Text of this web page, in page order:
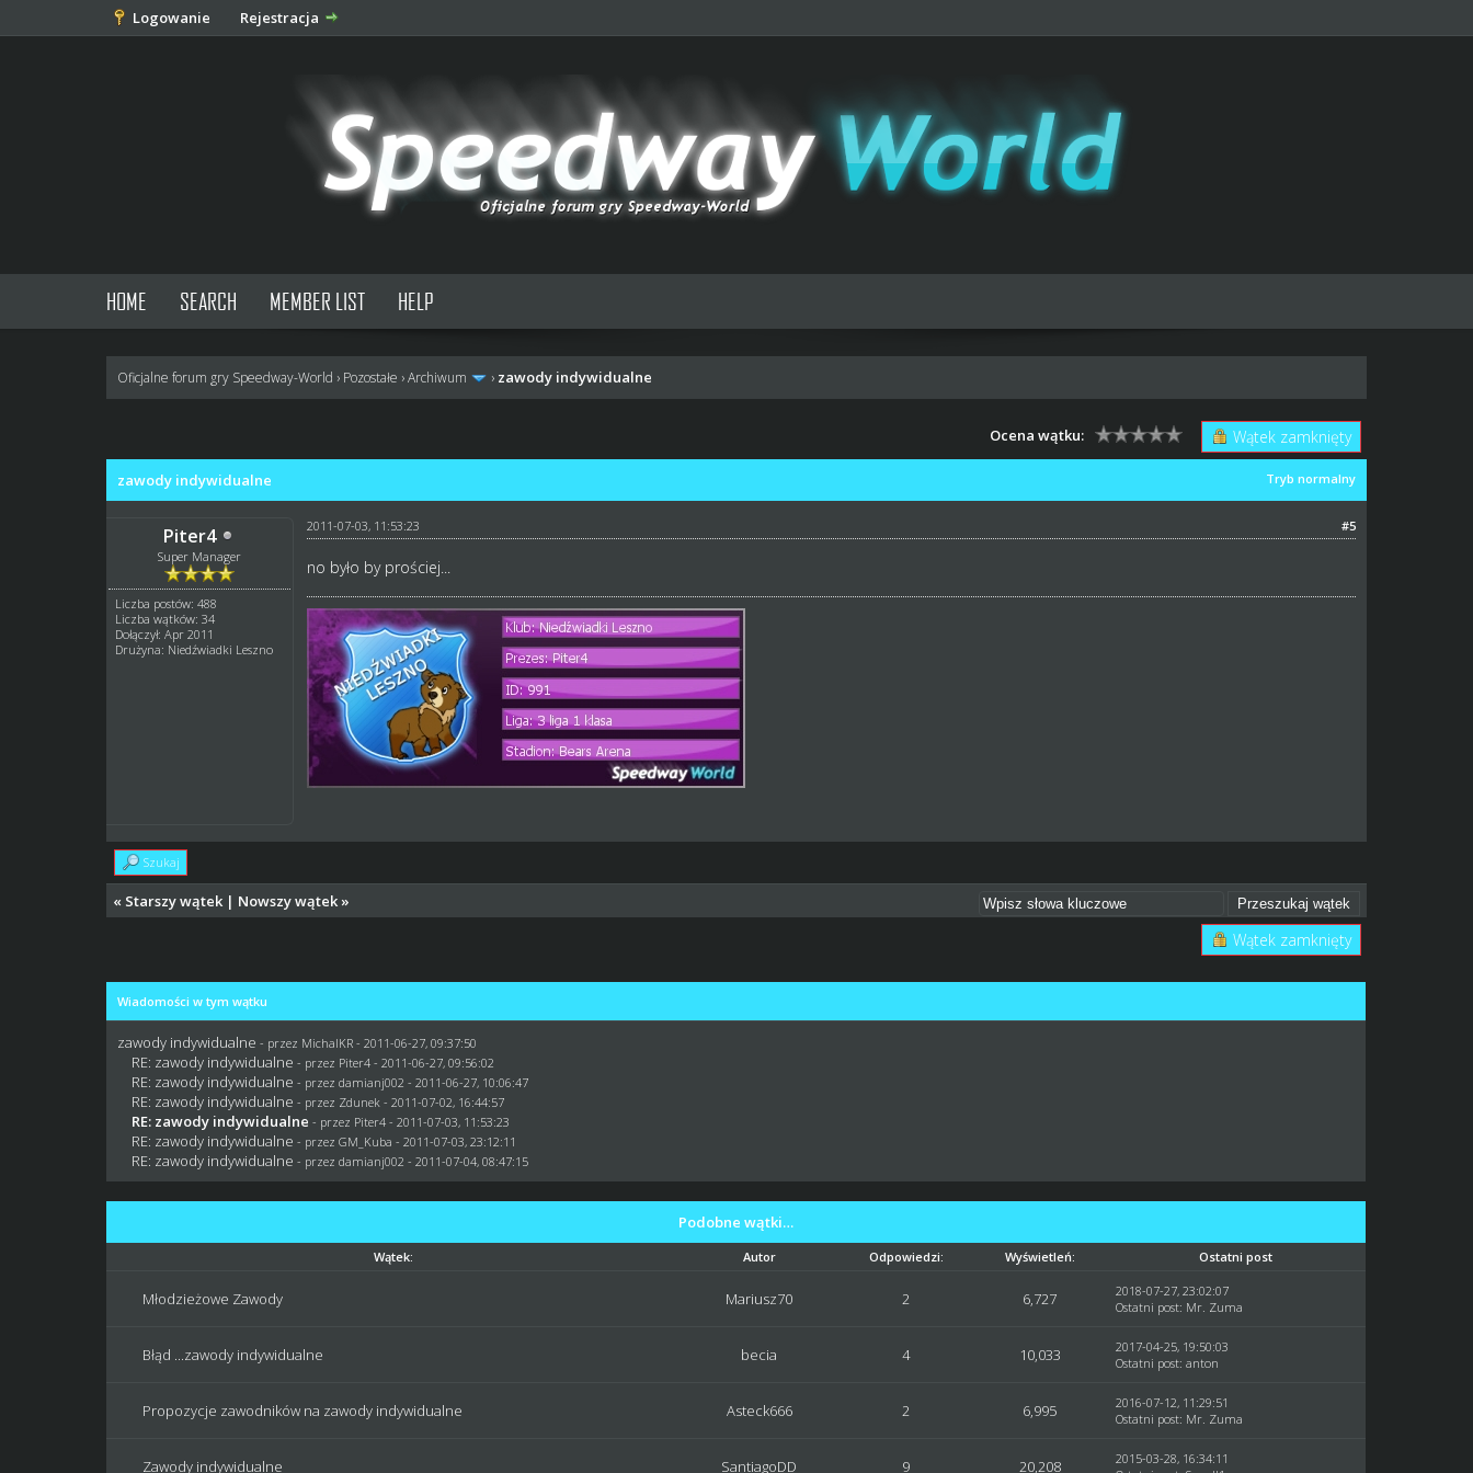
Logowanie Rejestracja
HOME SEARCH MEMBER LIST HELP
Oficjalne forum gry Speedway-World › Pozostałe ›Archiwum › zawody indywidualne
Wątek zamknięty
Ocena wątku:
Tryb normalny
zawody indywidualne
Piter4
Super Manager
Liczba postów: 488
Liczba wątków: 34
Dołączył: Apr 2011
Drużyna: Niedźwiadki Leszno
#5
2011-07-03, 11:53:23
no było by prościej...
Szukaj
« Starszy wątek | Nowszy wątek »
Wątek zamknięty
Wiadomości w tym wątku
zawody indywidualne - przez MichalKR - 2011-06-27, 09:37:50
RE: zawody indywidualne - przez Piter4 - 2011-06-27, 09:56:02
RE: zawody indywidualne - przezdamianj002 - 2011-06-27, 10:06:47
RE: zawody indywidualne - przez Zdunek - 2011-07-02, 16:44:57
RE: zawody indywidualne - przez Piter4 - 2011-07-03, 11:53:23
RE: zawody indywidualne - przezGM_Kuba - 2011-07-03, 23:12:11
RE: zawody indywidualne - przezdamianj002 - 2011-07-04, 08:47:15
Podobne wątki…
Wątek: Autor Odpowiedzi: Wyświetleń: Ostatni post
Młodzieżowe Zawody Mariusz70 2 6,727
2018-07-27, 23:02:07
Ostatni post: Mr. Zuma
Błąd ...zawody indywidualne becia 4 10,033
2017-04-25, 19:50:03
Ostatni post:anton
Propozycje zawodników na zawody indywidualne Asteck666 2 6,995
2016-07-12, 11:29:51
Ostatni post: Mr. Zuma
Zawody indywidualne SantiagoDD 9 20,208
2015-03-28, 16:34:11